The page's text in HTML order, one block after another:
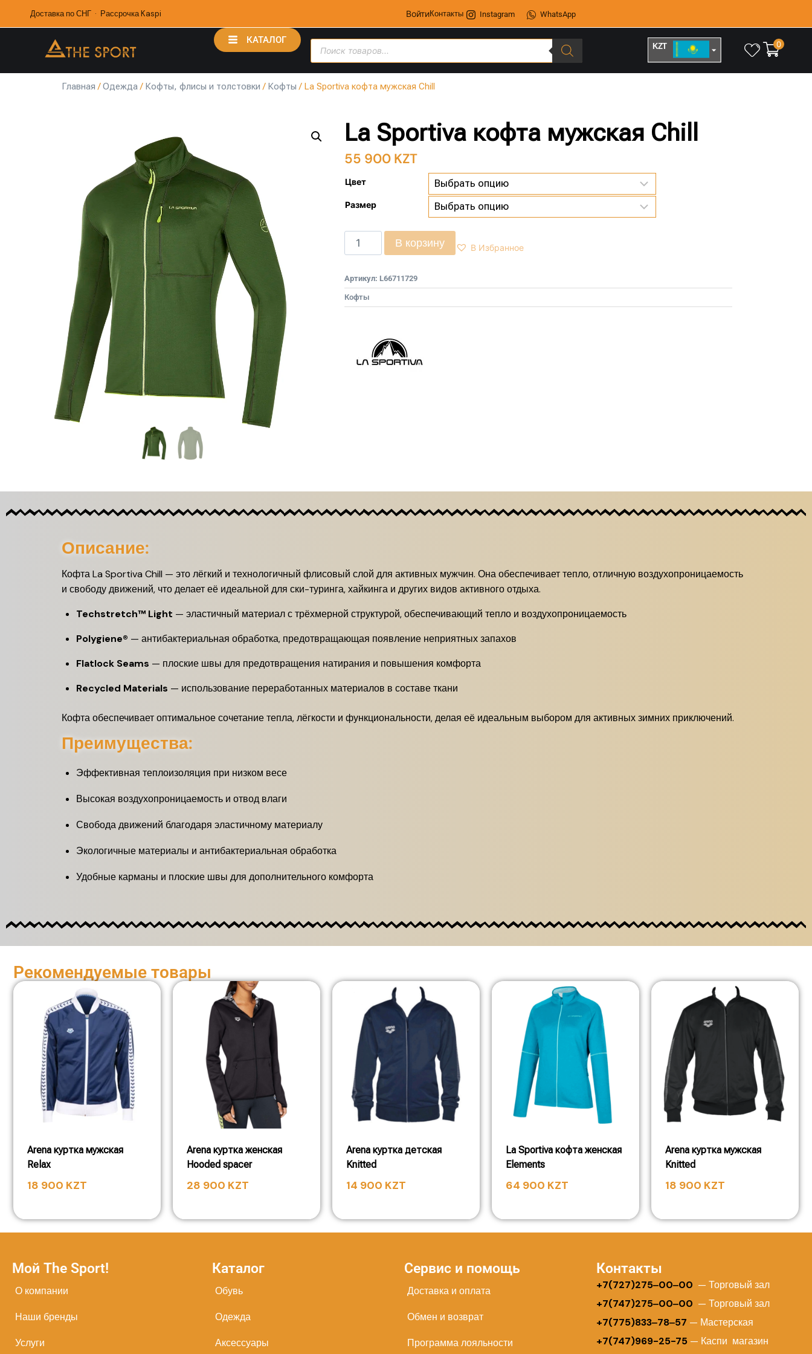
Доставка по СНГ · Рассрочка Kaspi ВойтиКонтакты Instagram WhatsApp
КАТАЛОГ
KZT 0
Главная /Одежда/ Кофты, флисы и толстовки / Кофты / La Sportiva кофта мужская Chill
La Sportiva кофта мужская Chill
55 900 KZT
Цвет
Размер
В корзину В Избранное
Артикул: L66711729
Кофты
Описание:
Кофта La Sportiva Chill — это лёгкий и технологичный флисовый слой для активных мужчин. Она обеспечивает тепло, отличную воздухопроницаемость
и свободу движений, что делает её идеальной для ски-туринга, хайкинга и других видов активного отдыха.
Techstretch™ Light — эластичный материал с трёхмерной структурой, обеспечивающий тепло и воздухопроницаемость
Polygiene® — антибактериальная обработка, предотвращающая появление неприятных запахов
Flatlock Seams — плоские швы для предотвращения натирания и повышения комфорта
Recycled Materials — использование переработанных материалов в составе ткани
Кофта обеспечивает оптимальное сочетание тепла, лёгкости и функциональности, делая её идеальным выбором для активных зимних приключений.
Преимущества:
Эффективная теплоизоляция при низком весе
Высокая воздухопроницаемость и отвод влаги
Свобода движений благодаря эластичному материалу
Экологичные материалы и антибактериальная обработка
Удобные карманы и плоские швы для дополнительного комфорта
Рекомендуемые товары
Arena куртка мужская
Relax
18 900 KZT
Arena куртка женская
Hooded spacer
28 900 KZT
Arena куртка детская
Knitted
14 900 KZT
La Sportiva кофта женская
Elements
64 900 KZT
Arena куртка мужская
Knitted
18 900 KZT
Мой The Sport!
О компании
Наши бренды
Услуги
Каталог
Обувь
Одежда
Аксессуары
Сервис и помощь
Доставка и оплата
Обмен и возврат
Программа лояльности
Контакты
+7(727)275‒00‒00 — Торговый зал
+7(747)275‒00‒00 — Торговый зал
+7(775)833‒78‒57 — Мастерская
+7(747)969-25-75— Каспи магазин